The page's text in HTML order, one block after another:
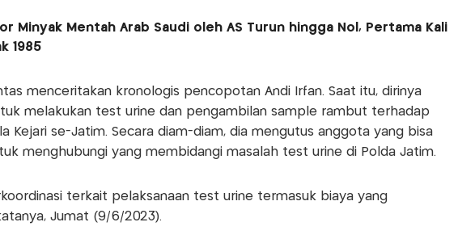
Minyak Mentah Arab Saudi oleh AS Turun hingga Nol, Pertama Kali
1985
menceritakan kronologis pencopotan Andi Irfan. Saat itu, dirinya
melakukan test urine dan pengambilan sample rambut terhadap
Kejari se-Jatim. Secara diam-diam, dia mengutus anggota yang bisa
menghubungi yang membidangi masalah test urine di Polda Jatim.
terkait pelaksanaan test urine termasuk biaya yang
Jumat (9/6/2023).